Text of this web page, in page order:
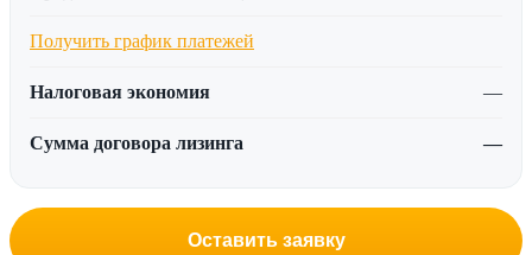
Получить график платежей
Налоговая экономия —
Сумма договора лизинга —
Оставить заявку